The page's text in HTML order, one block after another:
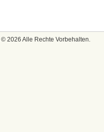
© 2026 Alle Rechte Vorbehalten.